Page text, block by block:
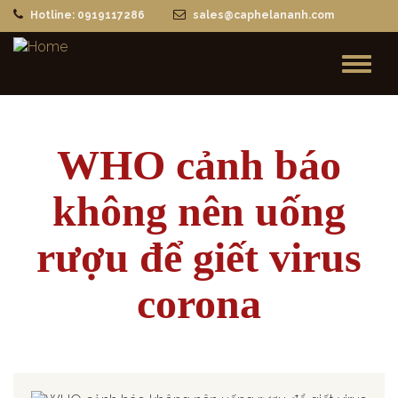
Hotline: 0919117286 sales@caphelananh.com
WHO cảnh báo
không nên uống
rượu để giết virus
corona